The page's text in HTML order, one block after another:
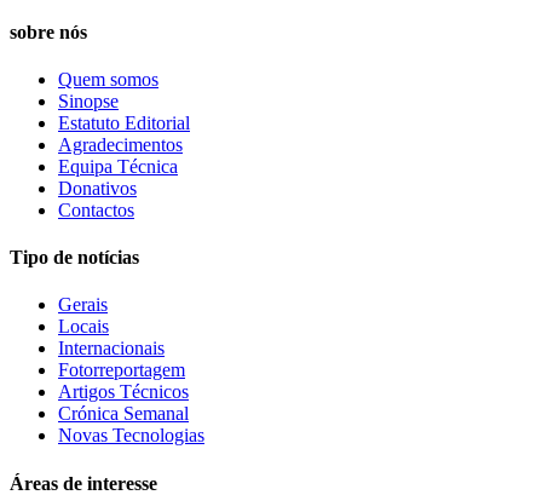
sobre nós
Quem somos
Sinopse
Estatuto Editorial
Agradecimentos
Equipa Técnica
Donativos
Contactos
Tipo de notícias
Gerais
Locais
Internacionais
Fotorreportagem
Artigos Técnicos
Crónica Semanal
Novas Tecnologias
Áreas de interesse